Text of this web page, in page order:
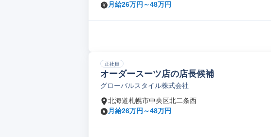
月給26万円～48万円
正社員
オーダースーツ店の店長候補
グローバルスタイル株式会社
北海道札幌市中央区北二条西
月給26万円～48万円